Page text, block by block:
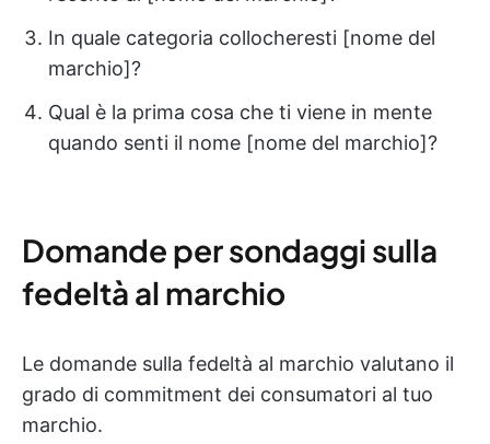
In quale categoria collocheresti [nome del
marchio]?
Qual è la prima cosa che ti viene in mente
quando senti il nome [nome del marchio]?
Domande per sondaggi sulla
fedeltà al marchio
Le domande sulla fedeltà al marchio valutano il
grado di commitment dei consumatori al tuo
marchio.